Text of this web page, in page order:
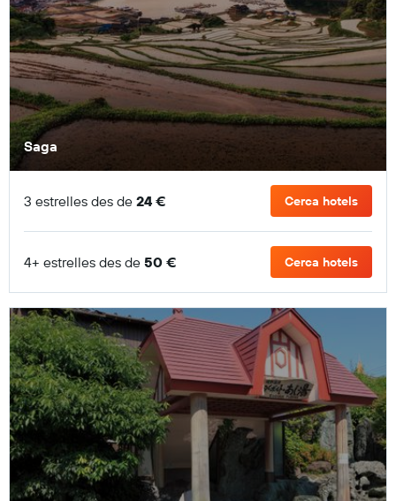
Saga
3 estrelles des de 24 € Cerca hotels
4+ estrelles des de 50 € Cerca hotels